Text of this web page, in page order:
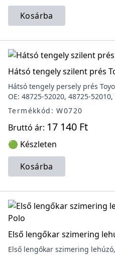
Kosárba
Hátsó tengely szilent prés
Hátsó tengely persely prés
OE: 48725-52020, 48725-52010,
Termékkód: W0720
Bruttó ár: 17 140 Ft
🟢 Készleten
Kosárba
Első lengőkar szimering
Első lengőkar szimering